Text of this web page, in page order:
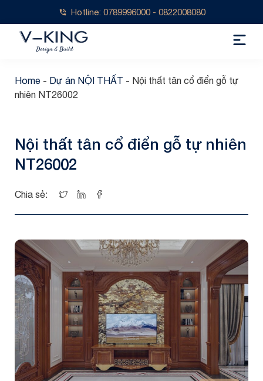
Hotline: 0789996000 - 0822008080
Home - Dự án NỘI THẤT - Nội thất tân cổ điển gỗ tự
nhiên NT26002
Nội thất tân cổ điển gỗ tự nhiên
NT26002
Chia sẻ: